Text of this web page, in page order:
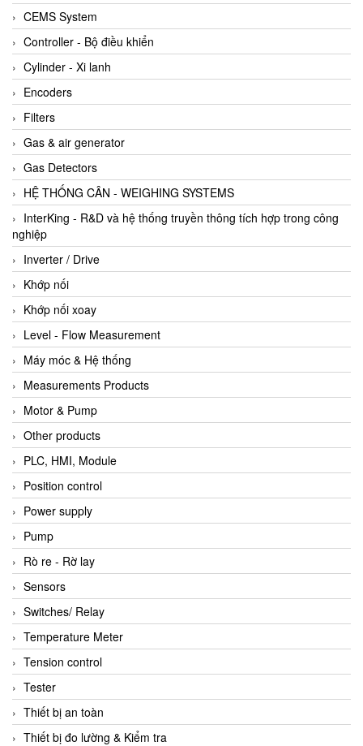
CEMS System
Controller - Bộ điều khiển
Cylinder - Xi lanh
Encoders
Filters
Gas & air generator
Gas Detectors
HỆ THỐNG CÂN - WEIGHING SYSTEMS
InterKing - R&D và hệ thống truyền thông tích hợp trong công
nghiệp
Inverter / Drive
Khớp nối
Khớp nối xoay
Level - Flow Measurement
Máy móc & Hệ thống
Measurements Products
Motor & Pump
Other products
PLC, HMI, Module
Position control
Power supply
Pump
Rò re - Rờ lay
Sensors
Switches/ Relay
Temperature Meter
Tension control
Tester
Thiết bị an toàn
Thiết bị đo lường & Kiểm tra